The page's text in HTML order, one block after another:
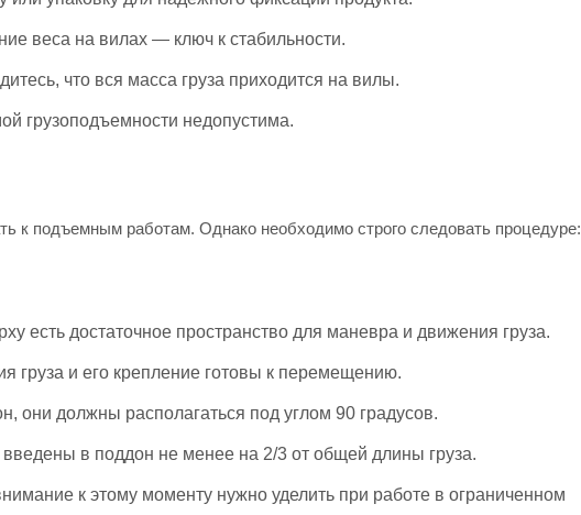
веса на вилах — ключ к стабильности.
что вся масса груза приходится на вилы.
грузоподъемности недопустима.
к подъемным работам. Однако необходимо строго следовать процедуре:
есть достаточное пространство для маневра и движения груза.
груза и его крепление готовы к перемещению.
они должны располагаться под углом 90 градусов.
в поддон не менее на 2/3 от общей длины груза.
к этому моменту нужно уделить при работе в ограниченном